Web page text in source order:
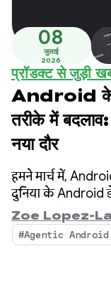
08
जुलाई
2026
प्रॉडक्ट से जुड़ी
Android के
तरीके में
नया दौर
हमने मार्च में,
दुनिया के
लीडरबोर्ड है. इसके
के आधार पर
मॉडल का आकलन
Zoe Lopez-
#Agentic Android